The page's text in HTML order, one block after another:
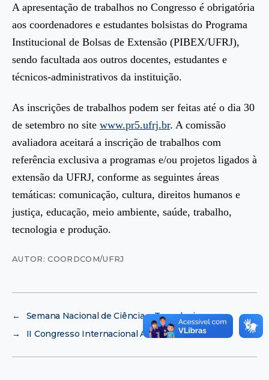
A apresentação de trabalhos no Congresso é obrigatória
aos coordenadores e estudantes bolsistas do Programa
Institucional de Bolsas de Extensão (PIBEX/UFRJ),
sendo facultada aos outros docentes, estudantes e
técnicos-administrativos da instituição.
As inscrições de trabalhos podem ser feitas até o dia 30
de setembro no site www.pr5.ufrj.br. A comissão
avaliadora aceitará a inscrição de trabalhos com
referência exclusiva a programas e/ou projetos ligados à
extensão da UFRJ, conforme as seguintes áreas
temáticas: comunicação, cultura, direitos humanos e
justiça, educação, meio ambiente, saúde, trabalho,
tecnologia e produção.
AUTOR: COORDCOM/UFRJ
←
Semana Nacional de Ciência e Tecnologia
→
II Congresso Internacional AILP